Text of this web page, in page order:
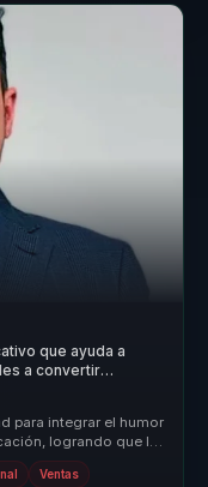
que ayuda a
a convertir
para integrar el humor
logrando que los
Ventas